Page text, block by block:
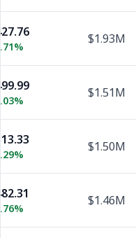
$1.93M
$1.51M
$1.50M
$1.46M